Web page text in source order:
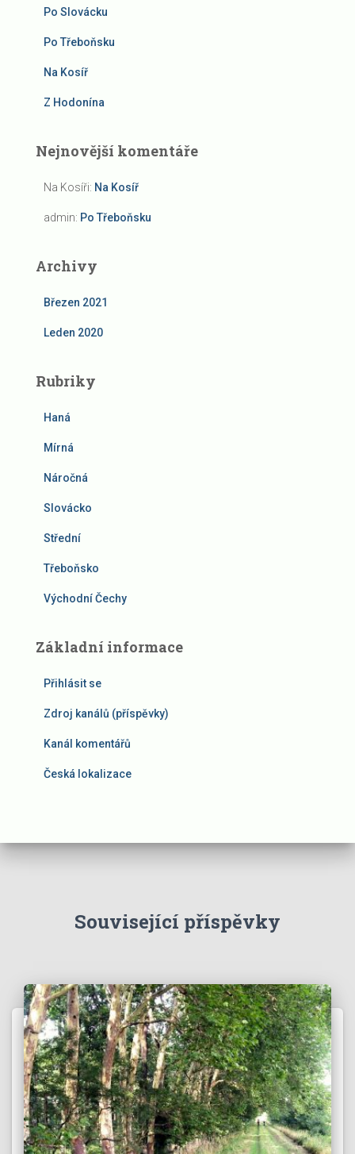
Po Slovácku
Po Třeboňsku
Na Kosíř
Z Hodonína
Nejnovější komentáře
Na Kosíři: Na Kosíř
admin: Po Třeboňsku
Archivy
Březen 2021
Leden 2020
Rubriky
Haná
Mírná
Náročná
Slovácko
Střední
Třeboňsko
Východní Čechy
Základní informace
Přihlásit se
Zdroj kanálů (příspěvky)
Kanál komentářů
Česká lokalizace
Související příspěvky